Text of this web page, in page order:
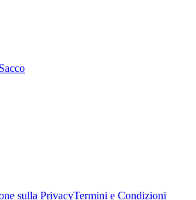
sulla PrivacyTermini e Condizioni